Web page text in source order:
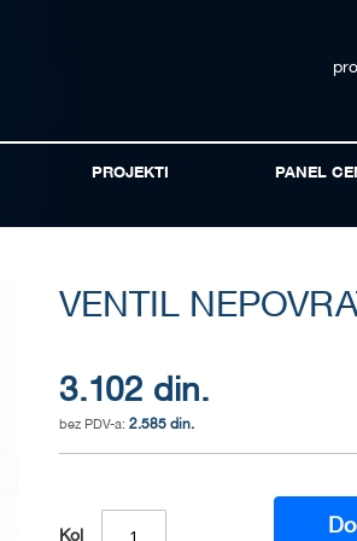
PROJEKTI PANEL
VENTIL
3.102 din.
2.585 din.
Kol